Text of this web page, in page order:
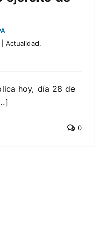
Actualidad,
hoy, día 28 de
0